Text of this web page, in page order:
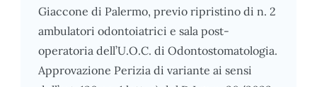
Giaccone di Palermo, previo ripristino di n. 2
ambulatori odontoiatrici e sala post-
operatoria dell’U.O.C. di Odontostomatologia.
Approvazione Perizia di variante ai sensi